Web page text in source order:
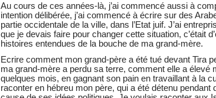
Au cours de ces années-là, j’ai commencé aussi à
intention délibérée, j’ai commencé à écrire sur des
partie occidentale de la ville, dans l’Etat juif. J’ai
que je devais faire pour changer cette situation, c’était
histoires entendues de la bouche de ma grand-mère.
Ecrire comment mon grand-père a été tué devant Tira
ma grand-mère a perdu sa terre, comment elle a élevé
quelques mois, en gagnant son pain en travaillant à la
raconter en hébreu mon père, qui a été détenu